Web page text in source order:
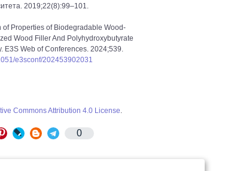
2019;22(8):99–101.
Properties of Biodegradable Wood-
Wood Filler And Polyhydroxybutyrate
E3S Web of Conferences. 2024;539.
e3sconf/202453902031
Commons Attribution 4.0 License.
0